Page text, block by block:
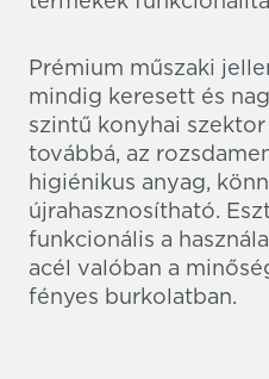
Prémium műszaki
mindig keresett és
szintű konyhai
továbbá, az
higiénikus anyag,
újrahasznosítható.
funkcionális a
acél valóban a
fényes burkolatban.